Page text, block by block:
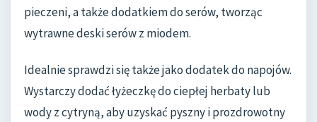
pieczeni, a także dodatkiem do serów, tworząc
wytrawne deski serów z miodem.
Idealnie sprawdzi się także jako dodatek do napojów.
Wystarczy dodać łyżeczkę do ciepłej herbaty lub
wody z cytryną, aby uzyskać pyszny i prozdrowotny